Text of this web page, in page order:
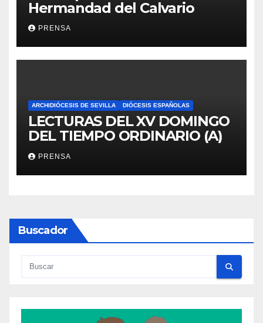
Hermandad del Calvario
PRENSA
ARCHIDIÓCESIS DE SEVILLA DIÓCESIS ESPAÑOLAS
LECTURAS DEL XV DOMINGO
DEL TIEMPO ORDINARIO (A)
PRENSA
Buscador